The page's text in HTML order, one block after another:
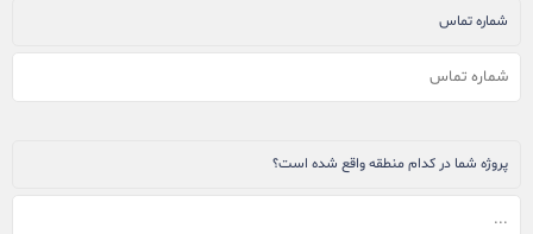
شماره تماس
پروژه شما در کدام منطقه واقع شده است؟